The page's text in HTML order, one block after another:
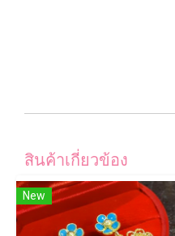
สินค้าเกี่ยวข้อง
New